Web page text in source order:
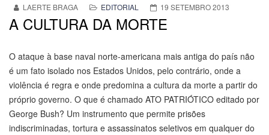
LAERTE BRAGA EDITORIAL 19 SETEMBRO 2013
A CULTURA DA MORTE
O ataque à base naval norte-americana mais antiga do país não
é um fato isolado nos Estados Unidos, pelo contrário, onde a
violência é regra e onde predomina a cultura da morte a partir do
próprio governo. O que é chamado ATO PATRIÓTICO editado por
George Bush? Um instrumento que permite prisões
indiscriminadas, tortura e assassinatos seletivos em qualquer do